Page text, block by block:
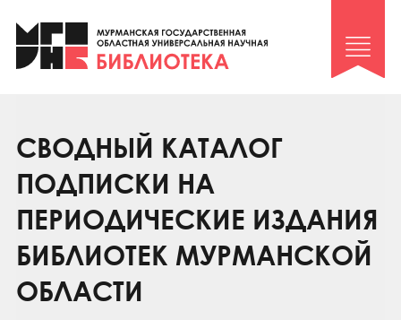
Клуб «Гиря и сельдерей»
Клуб «Семейный архив»
Коллегам
Контакты
СВОДНЫЙ КАТАЛОГ
ПОДПИСКИ НА
ПЕРИОДИЧЕСКИЕ ИЗДАНИЯ
БИБЛИОТЕК МУРМАНСКОЙ
ОБЛАСТИ